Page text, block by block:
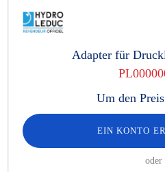
Adapter für
Um den
EIN KONTO
oder